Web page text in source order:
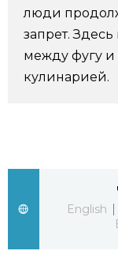
Политика
Экономика
Культура
Жизнь
Японский
Семья
люди
запрет.
между фугу
кулинарией.
English